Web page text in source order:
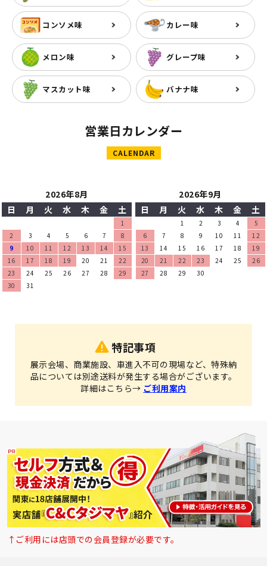
コンソメ味 カレー味
メロン味 グレープ味
マスカット味 バナナ味
営業日カレンダー
CALENDAR
2026年8月
日
月 火 水 木 金 土
1
2
3 4 5 6 7
8
9
10 11 12 13 14
15
16
17 18 19 20 21
22
23
24 25 26 27 28
29
30
31
2026年9月
日
月 火 水 木 金 土
1 2 3 4
5
6
7 8 9 10 11
12
13
14 15 16 17 18
19
20
21 22 23 24 25
26
27
28 29 30
特記事項
展示会場、商業施設、車進入不可の現場など、特殊納
品については別途送料が発生する場合がございます。
詳細はこちら→ ご利用案内
↑ご利用には店頭での会員登録が必要です。